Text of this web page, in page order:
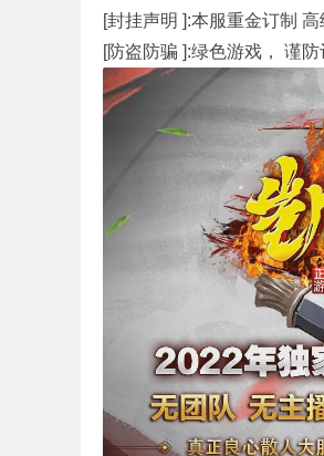
[封挂声明 ]:本服重金订制
[防盗防骗 ]:绿色游戏， 谨